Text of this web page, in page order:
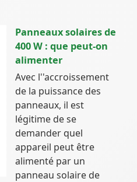
Panneaux solaires de
400 W : que peut-on
alimenter
Avec l''accroissement
de la puissance des
panneaux, il est
légitime de se
demander quel
appareil peut être
alimenté par un
panneau solaire de